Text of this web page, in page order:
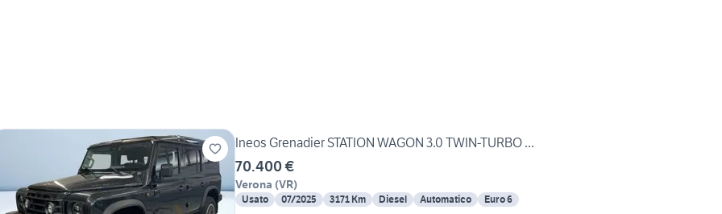
Ineos Grenadier STATION WAGON 3.0 TWIN-TURBO ...
70.400 €
Verona (VR)
Usato 07/2025 3171 Km Diesel Automatico Euro 6